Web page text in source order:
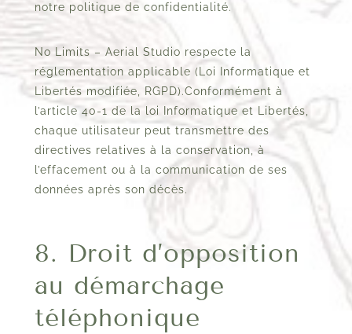
notre politique de confidentialité.
No Limits – Aerial Studio respecte la
réglementation applicable (Loi Informatique et
Libertés modifiée, RGPD).Conformément à
l’article 40-1 de la loi Informatique et Libertés,
chaque utilisateur peut transmettre des
directives relatives à la conservation, à
l’effacement ou à la communication de ses
données après son décès.
8. Droit d’opposition
au démarchage
téléphonique